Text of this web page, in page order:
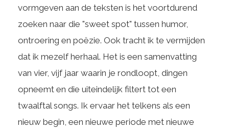
vormgeven aan de teksten is het voortdurend
zoeken naar die "sweet spot" tussen humor,
ontroering en poëzie. Ook tracht ik te vermijden
dat ik mezelf herhaal. Het is een samenvatting
van vier, vijf jaar waarin je rondloopt, dingen
opneemt en die uiteindelijk filtert tot een
twaalftal songs. Ik ervaar het telkens als een
nieuw begin, een nieuwe periode met nieuwe